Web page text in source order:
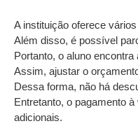
A instituição oferece
Além disso, é possível
Portanto, o aluno
Assim, ajustar o
Dessa forma, não há
Entretanto, o pagamento
adicionais.